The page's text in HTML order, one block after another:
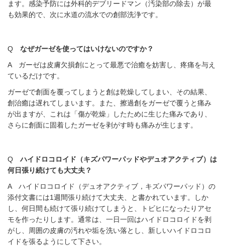
ます。感染予防には外科的デブリードマン（汚染部の除去）が最
も効果的で、次に水道の流水での創部洗浄です。
Q なぜガーゼを使ってはいけないのですか？
A ガーゼは皮膚欠損創にとって最悪で治癒を妨害し、疼痛を与え
ているだけです。
ガーゼで創面を覆ってしまうと創は乾燥してしまい、その結果、
創治癒は遅れてしまいます。また、擦過創をガーゼで覆うと痛み
が出ますが、これは「傷が乾燥」したために生じた痛みであり、
さらに創面に固着したガーゼを剥がす時も痛みが生じます。
Qハイドロコロイド（キズパワーパッドやデュオアクティブ）は
何日張り続けても大丈夫？
A ハイドロコロイド（デュオアクティブ，キズパワーパッド）の
添付文書には1週間張り続けて大丈夫、と書かれています。しか
し、何日間も続けて張り続けてしまうと、トビヒになったりアセ
モを作ったりします。通常は、一日一回はハイドロコロイドを剥
がし、周囲の皮膚の汚れや垢を洗い落とし、新しいハイドロコロ
イドを張るようにして下さい。